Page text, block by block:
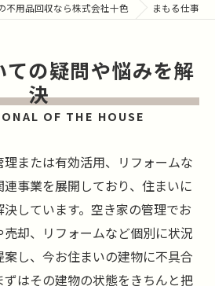
不用品回収なら株式会社十色 まもる仕事
の疑問や悩みを解
決
OF THE HOUSE
または有効活用、リフォームな
事業を展開しており、住まいに
しています。空き家の管理でお
却、リフォームなど個別に状況
し、今お住まいの建物に不具合
はその建物の状態をきちんと把